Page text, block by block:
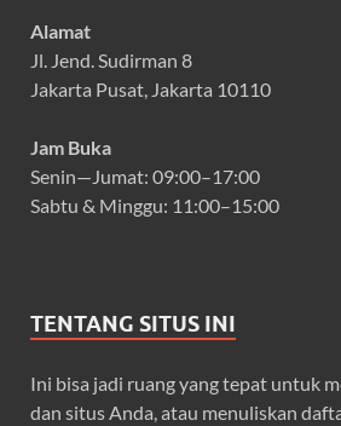
Alamat
Jl. Jend. Sudirman 8
Jakarta Pusat, Jakarta 10110
Jam Buka
Senin—Jumat: 09:00–17:00
Sabtu & Minggu: 11:00–15:00
TENTANG SITUS INI
Ini bisa jadi ruang yang tepat untuk
dan situs Anda, atau menuliskan